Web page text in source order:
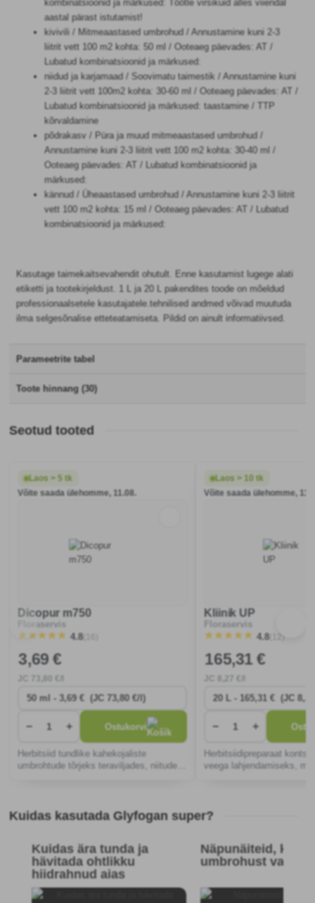
kombinatsioonid ja märkused: Töötle virsikuid alles viiendal
aastal pärast istutamist!
kivivili / Mitmeaastased umbrohud / Annustamine kuni 2-3
liitrit vett 100 m2 kohta: 50 ml / Ooteaeg päevades: AT /
Lubatud kombinatsioonid ja märkused:
niidud ja karjamaad / Soovimatu taimestik / Annustamine kuni
2-3 liitrit vett 100m2 kohta: 30-60 ml / Ooteaeg päevades: AT /
Lubatud kombinatsioonid ja märkused: taastamine / TTP
kõrvaldamine
põdrakasv / Püra ja muud mitmeaastased umbrohud /
Annustamine kuni 2-3 liitrit vett 100 m2 kohta: 30-40 ml /
Ooteaeg päevades: AT / Lubatud kombinatsioonid ja
märkused:
kännud / Üheaastased umbrohud / Annustamine kuni 2-3 liitrit
vett 100 m2 kohta: 15 ml / Ooteaeg päevades: AT / Lubatud
kombinatsioonid ja märkused:
Kasutage taimekaitsevahendit ohutult. Enne kasutamist lugege alati
etiketti ja tootekirjeldust. 1 L ja 20 L pakendites toode on mõeldud
professionaalsetele kasutajatele.tehnilised andmed võivad muutuda
ilma selgesõnalise etteteatamiseta. Pildid on ainult informatiivsed.
Parameetrite tabel
Toote hinnang (30)
Seotud tooted
Laos > 5 tk
Võite saada ülehomme, 11.08.
Dicopur m750
Floraservis
4.8(16)
3,69 €
− + Ostukorvi
Herbitsiid tundlike kahekojaliste
umbrohtude tõrjeks teraviljades, niitudel,
Laos > 10 tk
Võite saada ülehomme,
Kliinik UP
Floraservis
4.8(12)
165,31 €
,27 €/l
− +
Herbitsiidipreparaat
veega lahjendamiseks,
mittepõllumajan
Kuidas kasutada Glyfogan super?
Kuidas ära tunda ja
hävitada ohtlikku
hiidrahnud aias
Näpunäiteid,
umbrohust